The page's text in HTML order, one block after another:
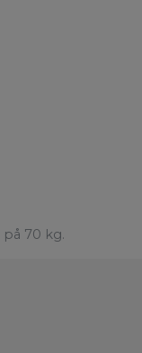
70 kg.